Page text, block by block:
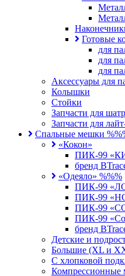
Готовые
для
для
для
Аксессуары для
Колышки
Стойки
Запчасти для
Запчасти для
Спальные мешки
«Кокон»
ПИК-99
бренд
«Одеяло» %%%
ПИК-99
ПИК-99
ПИК-99
ПИК-99
бренд
Детские и
Большие (XL и
С хлопковой
Компрессионные